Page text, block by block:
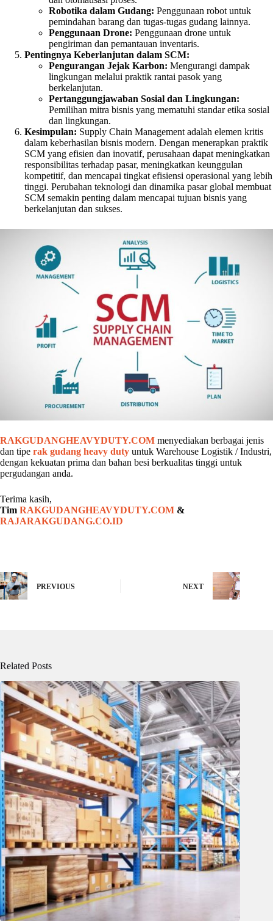
Robotika dalam Gudang: Penggunaan robot untuk
pemindahan barang dan tugas-tugas gudang lainnya.
Penggunaan Drone: Penggunaan drone untuk
pengiriman dan pemantauan inventaris.
Pentingnya Keberlanjutan dalam SCM:
Pengurangan Jejak Karbon: Mengurangi dampak
lingkungan melalui praktik rantai pasok yang
berkelanjutan.
Pertanggungjawaban Sosial dan Lingkungan:
Pemilihan mitra bisnis yang mematuhi standar etika sosial
dan lingkungan.
Kesimpulan: Supply Chain Management adalah elemen kritis
dalam keberhasilan bisnis modern. Dengan menerapkan praktik
SCM yang efisien dan inovatif, perusahaan dapat meningkatkan
responsibilitas terhadap pasar, meningkatkan keunggulan
kompetitif, dan mencapai tingkat efisiensi operasional yang lebih
tinggi. Perubahan teknologi dan dinamika pasar global membuat
SCM semakin penting dalam mencapai tujuan bisnis yang
berkelanjutan dan sukses.
RAKGUDANGHEAVYDUTY.COM menyediakan berbagai jenis
dan tipe rak gudang heavy duty untuk Warehouse Logistik / Industri,
dengan kekuatan prima dan bahan besi berkualitas tinggi untuk
pergudangan anda.
Terima kasih,
Tim RAKGUDANGHEAVYDUTY.COM &
RAJARAKGUDANG.CO.ID
PREVIOUS NEXT
Related Posts